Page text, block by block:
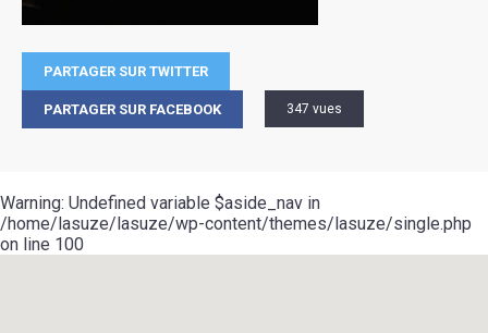
PARTAGER SUR TWITTER
PARTAGER SUR FACEBOOK 347 vues
Warning: Undefined variable $aside_nav in
/home/lasuze/lasuze/wp-content/themes/lasuze/single.php
on line 100